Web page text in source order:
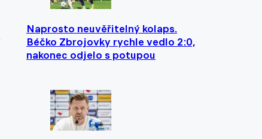
Naprosto neuvěřitelný kolaps.
Béčko Zbrojovky rychle vedlo 2:0,
nakonec odjelo s potupou